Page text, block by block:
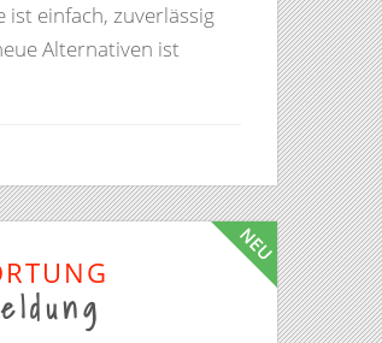
einfach, zuverlässig
Alternativen ist
NEU